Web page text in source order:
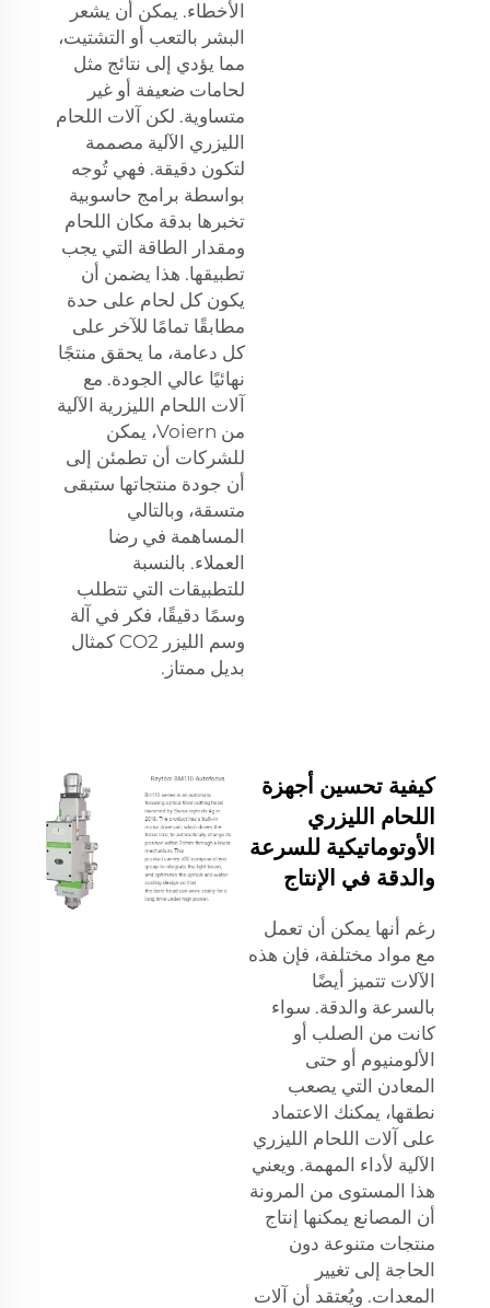
الأخطاء. يمكن أن يشعر
البشر بالتعب أو التشتيت،
مما يؤدي إلى نتائج مثل
لحامات ضعيفة أو غير
متساوية. لكن آلات اللحام
الليزري الآلية مصممة
لتكون دقيقة. فهي تُوجه
بواسطة برامج حاسوبية
تخبرها بدقة مكان اللحام
ومقدار الطاقة التي يجب
تطبيقها. هذا يضمن أن
يكون كل لحام على حدة
مطابقًا تمامًا للآخر على
كل دعامة، ما يحقق منتجًا
نهائيًا عالي الجودة. مع
آلات اللحام الليزرية الآلية
من Voiern، يمكن
للشركات أن تطمئن إلى
أن جودة منتجاتها ستبقى
متسقة، وبالتالي
المساهمة في رضا
العملاء. بالنسبة
للتطبيقات التي تتطلب
وسمًا دقيقًا، فكر في آلة
وسم الليزر CO2
كمثال
بديل ممتاز.
كيفية تحسين أجهزة
اللحام الليزري
الأوتوماتيكية للسرعة
والدقة في الإنتاج
رغم أنها يمكن أن تعمل
مع مواد مختلفة، فإن هذه
الآلات تتميز أيضًا
بالسرعة والدقة. سواء
كانت من الصلب أو
الألومنيوم أو حتى
المعادن التي يصعب
نطقها، يمكنك الاعتماد
على آلات اللحام الليزري
الآلية لأداء المهمة. ويعني
هذا المستوى من المرونة
أن المصانع يمكنها إنتاج
منتجات متنوعة دون
الحاجة إلى تغيير
المعدات. ويُعتقد أن آلات